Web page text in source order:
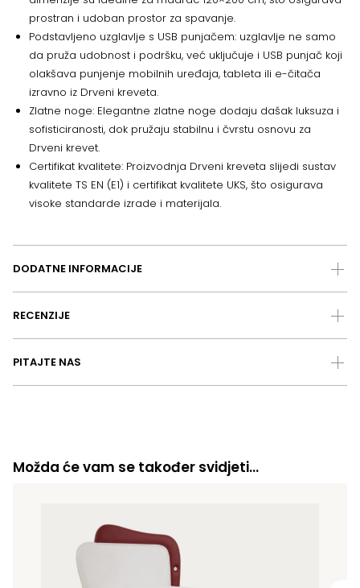
prostran i udoban prostor za spavanje.
Podstavljeno uzglavlje s USB punjačem: uzglavlje ne samo
da pruža udobnost i podršku, već uključuje i USB punjač koji
olakšava punjenje mobilnih uređaja, tableta ili e-čitača
izravno iz Drveni kreveta.
Zlatne noge: Elegantne zlatne noge dodaju dašak luksuza i
sofisticiranosti, dok pružaju stabilnu i čvrstu osnovu za
Drveni krevet.
Certifikat kvalitete: Proizvodnja Drveni kreveta slijedi sustav
kvalitete TS EN (E1) i certifikat kvalitete UKS, što osigurava
visoke standarde izrade i materijala.
DODATNE INFORMACIJE
RECENZIJE
PITAJTE NAS
Možda će vam se također svidjeti…